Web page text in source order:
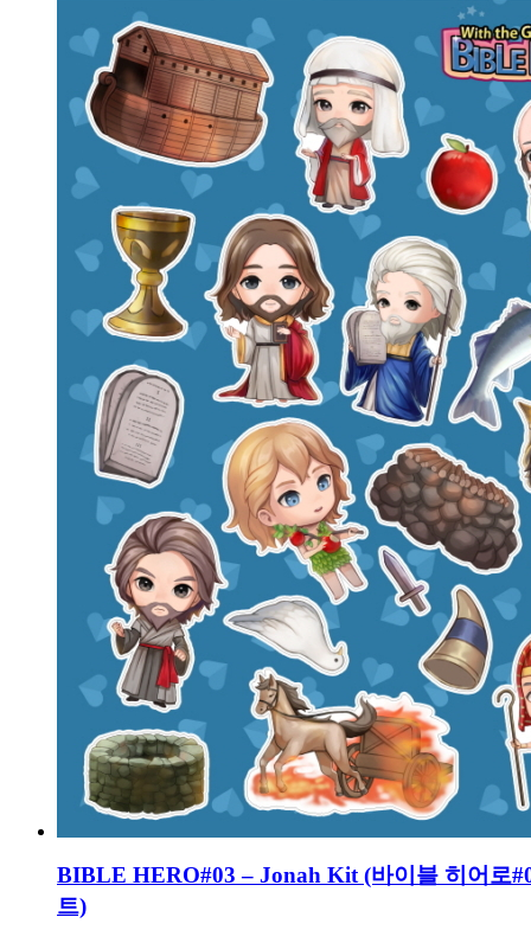
BIBLE HERO#03 – Jonah Kit (바이블 히어로
트)